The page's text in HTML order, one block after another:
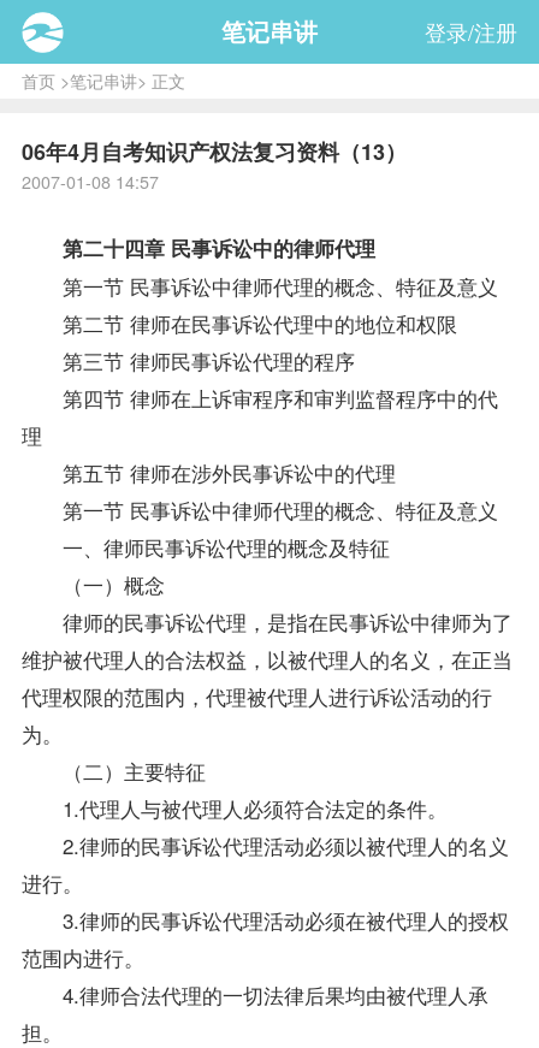
笔记串讲 登录/注册
首页>笔记串讲> 正文
06年4月自考知识产权法复习资料（13）
2007-01-08 14:57
第二十四章 民事诉讼中的律师代理
第一节 民事诉讼中律师代理的概念、特征及意义
第二节 律师在民事诉讼代理中的地位和权限
第三节 律师民事诉讼代理的程序
第四节 律师在上诉审程序和审判监督程序中的代
理
第五节 律师在涉外民事诉讼中的代理
第一节 民事诉讼中律师代理的概念、特征及意义
一、律师民事诉讼代理的概念及特征
（一）概念
律师的民事诉讼代理，是指在民事诉讼中律师为了
维护被代理人的合法权益，以被代理人的名义，在正当
代理权限的范围内，代理被代理人进行诉讼活动的行
为。
（二）主要特征
1.代理人与被代理人必须符合法定的条件。
2.律师的民事诉讼代理活动必须以被代理人的名义
进行。
3.律师的民事诉讼代理活动必须在被代理人的授权
范围内进行。
4.律师合法代理的一切法律后果均由被代理人承
担。